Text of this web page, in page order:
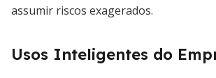
assumir riscos exagerados.
Usos Inteligentes do